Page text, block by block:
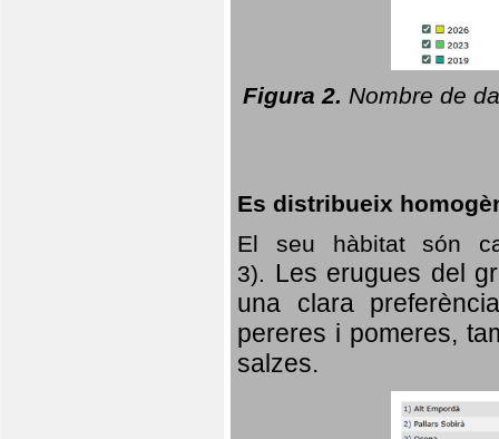
Figura 2. Nombre de
Es distribueix
El seu hàbitat són
3). Les erugues del
una clara
pereres i pomeres,
salzes.